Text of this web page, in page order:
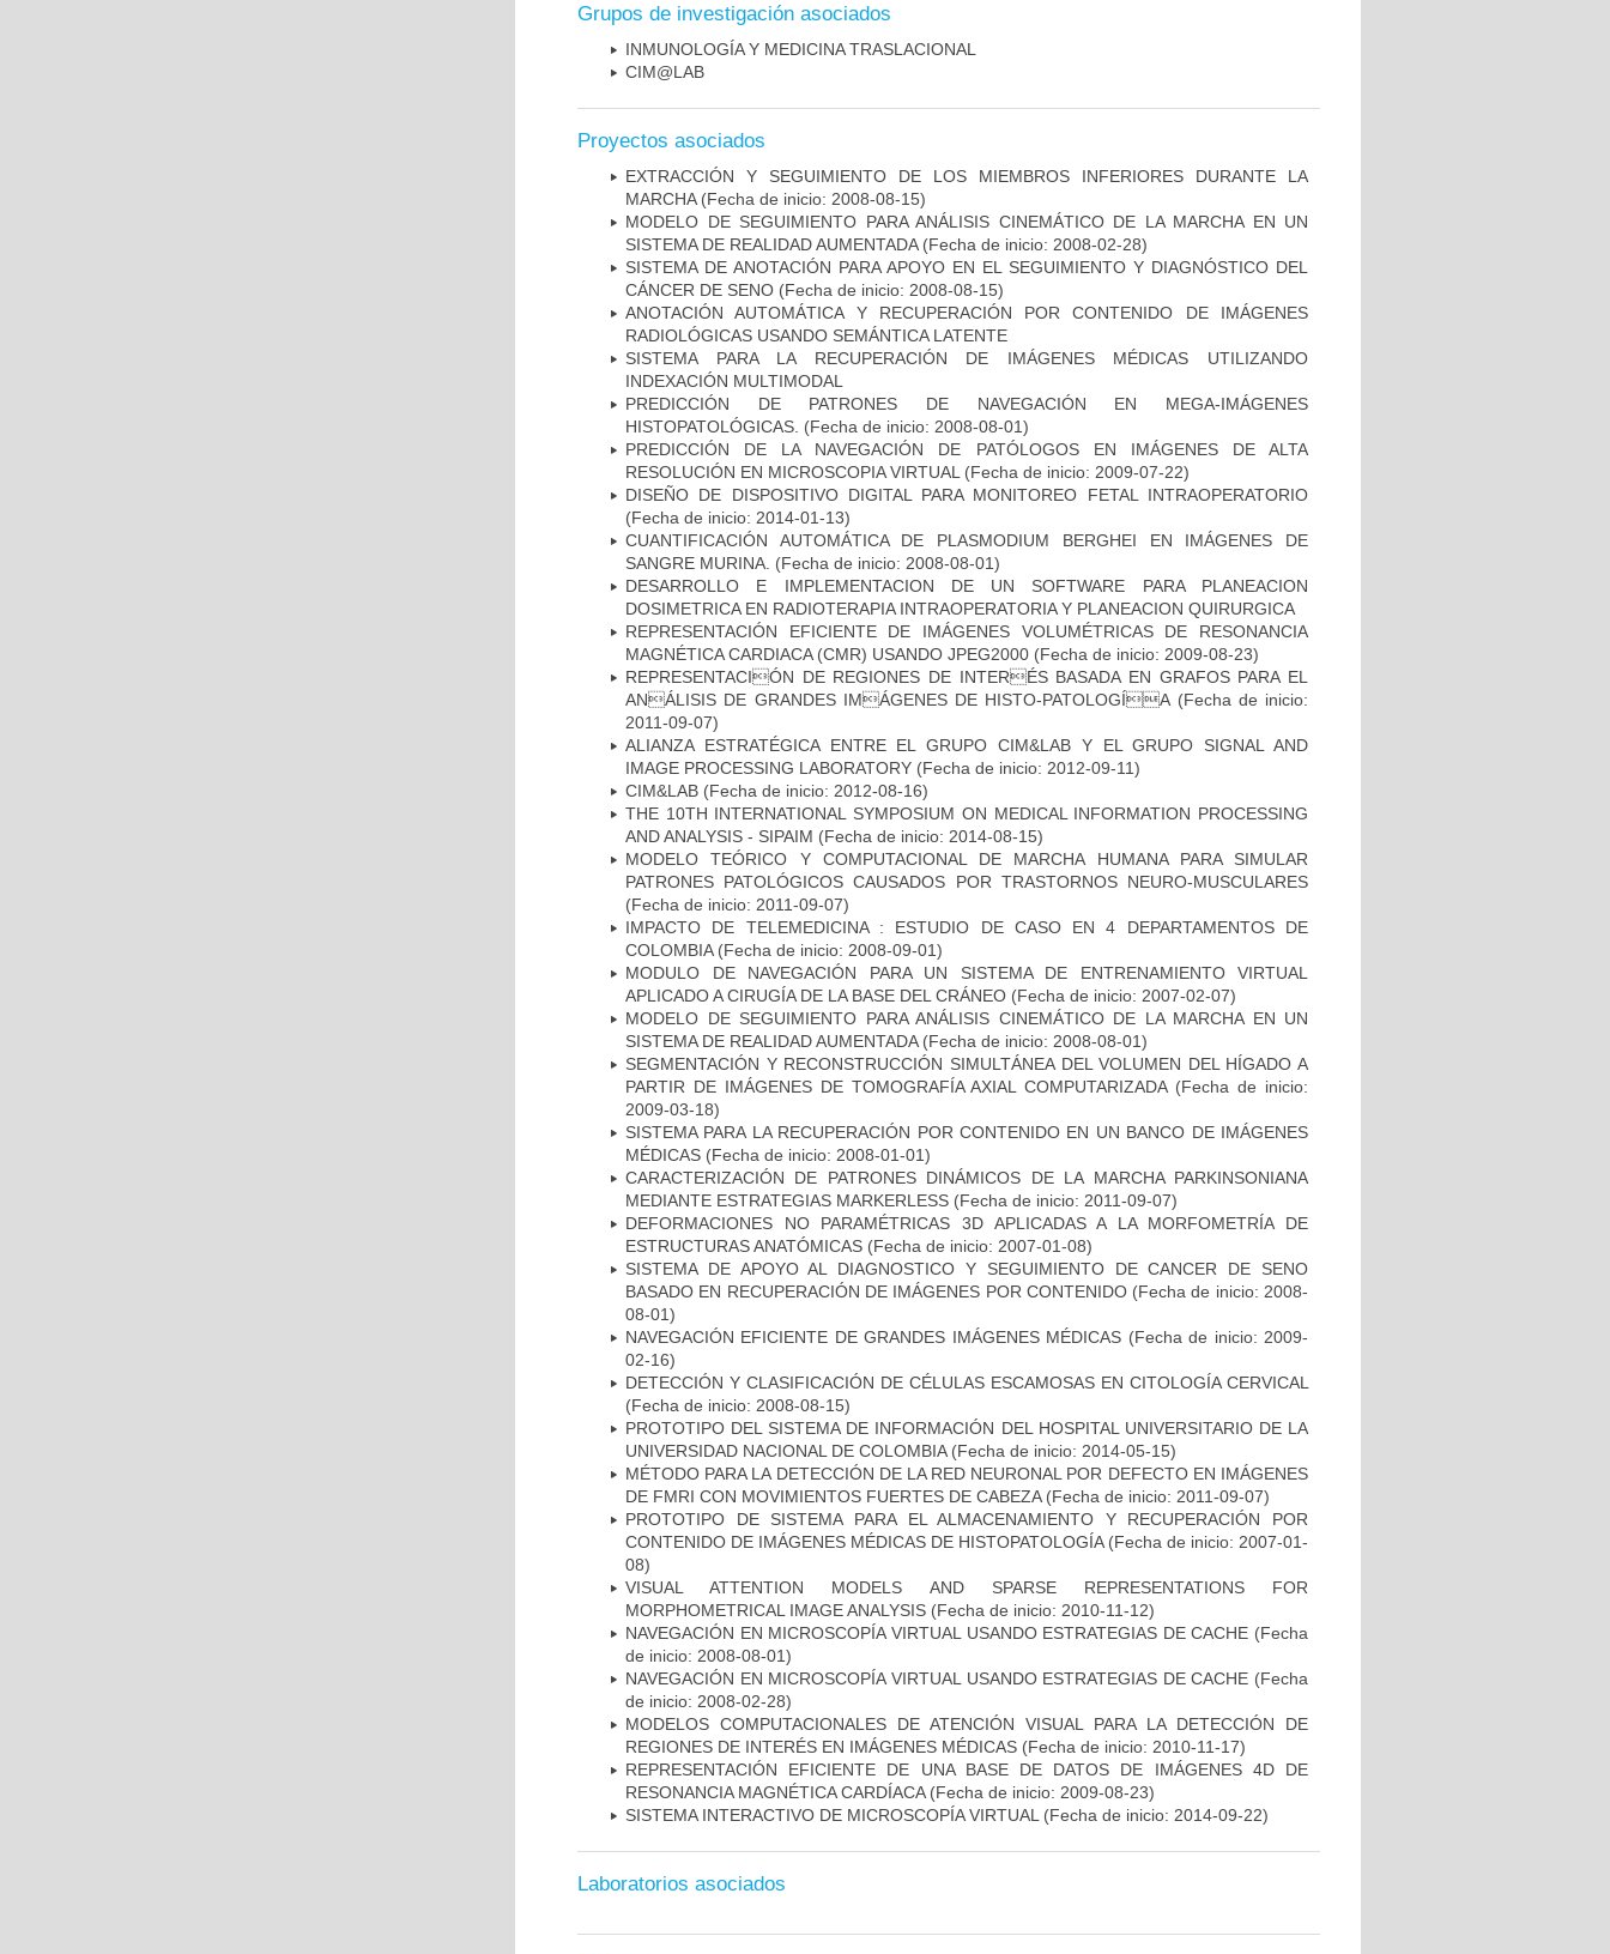
Grupos de investigación asociados
INMUNOLOGÍA Y MEDICINA TRASLACIONAL
CIM@LAB
Proyectos asociados
EXTRACCIÓN Y SEGUIMIENTO DE LOS MIEMBROS INFERIORES DURANTE LA
MARCHA(Fecha de inicio: 2008-08-15)
MODELO DE SEGUIMIENTO PARA ANÁLISIS CINEMÁTICO DE LA MARCHA EN UN
SISTEMA DE REALIDAD AUMENTADA (Fecha de inicio: 2008-02-28)
SISTEMA DE ANOTACIÓN PARA APOYO EN EL SEGUIMIENTO Y DIAGNÓSTICO DEL
CÁNCER DE SENO (Fecha de inicio: 2008-08-15)
ANOTACIÓN AUTOMÁTICA Y RECUPERACIÓN POR CONTENIDO DE IMÁGENES
RADIOLÓGICAS USANDO SEMÁNTICA LATENTE
SISTEMA PARA LA RECUPERACIÓN DE IMÁGENES MÉDICAS UTILIZANDO
INDEXACIÓN MULTIMODAL
PREDICCIÓN DE PATRONES DE NAVEGACIÓN EN MEGA-IMÁGENES
HISTOPATOLÓGICAS. (Fecha de inicio: 2008-08-01)
PREDICCIÓN DE LA NAVEGACIÓN DE PATÓLOGOS EN IMÁGENES DE ALTA
RESOLUCIÓN EN MICROSCOPIA VIRTUAL (Fecha de inicio: 2009-07-22)
DISEÑO DE DISPOSITIVO DIGITAL PARA MONITOREO FETAL INTRAOPERATORIO
(Fecha de inicio: 2014-01-13)
CUANTIFICACIÓN AUTOMÁTICA DE PLASMODIUM BERGHEI EN IMÁGENES DE
SANGRE MURINA. (Fecha de inicio: 2008-08-01)
DESARROLLO E IMPLEMENTACION DE UN SOFTWARE PARA PLANEACION
DOSIMETRICA EN RADIOTERAPIA INTRAOPERATORIA Y PLANEACION QUIRURGICA
REPRESENTACIÓN EFICIENTE DE IMÁGENES VOLUMÉTRICAS DE RESONANCIA
MAGNÉTICA CARDIACA (CMR) USANDO JPEG2000 (Fecha de inicio: 2009-08-23)
REPRESENTACIÓN DE REGIONES DE INTERÉS BASADA EN GRAFOS PARA EL
ANÁLISIS DE GRANDES IMÁGENES DE HISTO-PATOLOGÍA(Fecha de inicio:
2011-09-07)
ALIANZA ESTRATÉGICA ENTRE EL GRUPO CIM&LAB Y EL GRUPO SIGNAL AND
IMAGE PROCESSING LABORATORY (Fecha de inicio: 2012-09-11)
CIM&LAB (Fecha de inicio: 2012-08-16)
THE 10TH INTERNATIONAL SYMPOSIUM ON MEDICAL INFORMATION PROCESSING
AND ANALYSIS - SIPAIM (Fecha de inicio: 2014-08-15)
MODELO TEÓRICO Y COMPUTACIONAL DE MARCHA HUMANA PARA SIMULAR
PATRONES PATOLÓGICOS CAUSADOS POR TRASTORNOS NEURO-MUSCULARES
(Fecha de inicio: 2011-09-07)
IMPACTO DE TELEMEDICINA : ESTUDIO DE CASO EN 4 DEPARTAMENTOS DE
COLOMBIA(Fecha de inicio: 2008-09-01)
MODULO DE NAVEGACIÓN PARA UN SISTEMA DE ENTRENAMIENTO VIRTUAL
APLICADO A CIRUGÍA DE LA BASE DEL CRÁNEO (Fecha de inicio: 2007-02-07)
MODELO DE SEGUIMIENTO PARA ANÁLISIS CINEMÁTICO DE LA MARCHA EN UN
SISTEMA DE REALIDAD AUMENTADA(Fecha de inicio: 2008-08-01)
SEGMENTACIÓN Y RECONSTRUCCIÓN SIMULTÁNEA DEL VOLUMEN DEL HÍGADO A
PARTIR DE IMÁGENES DE TOMOGRAFÍA AXIAL COMPUTARIZADA(Fecha de inicio:
2009-03-18)
SISTEMA PARA LA RECUPERACIÓN POR CONTENIDO EN UN BANCO DE IMÁGENES
MÉDICAS (Fecha de inicio: 2008-01-01)
CARACTERIZACIÓN DE PATRONES DINÁMICOS DE LA MARCHA PARKINSONIANA
MEDIANTE ESTRATEGIAS MARKERLESS (Fecha de inicio: 2011-09-07)
DEFORMACIONES NO PARAMÉTRICAS 3D APLICADAS A LA MORFOMETRÍA DE
ESTRUCTURAS ANATÓMICAS (Fecha de inicio: 2007-01-08)
SISTEMA DE APOYO AL DIAGNOSTICO Y SEGUIMIENTO DE CANCER DE SENO
BASADO EN RECUPERACIÓN DE IMÁGENES POR CONTENIDO(Fecha de inicio: 2008-
08-01)
NAVEGACIÓN EFICIENTE DE GRANDES IMÁGENES MÉDICAS (Fecha de inicio: 2009-
02-16)
DETECCIÓN Y CLASIFICACIÓN DE CÉLULAS ESCAMOSAS EN CITOLOGÍA CERVICAL
(Fecha de inicio: 2008-08-15)
PROTOTIPO DEL SISTEMA DE INFORMACIÓN DEL HOSPITAL UNIVERSITARIO DE LA
UNIVERSIDAD NACIONAL DE COLOMBIA (Fecha de inicio: 2014-05-15)
MÉTODO PARA LA DETECCIÓN DE LA RED NEURONAL POR DEFECTO EN IMÁGENES
DE FMRI CON MOVIMIENTOS FUERTES DE CABEZA(Fecha de inicio: 2011-09-07)
PROTOTIPO DE SISTEMA PARA EL ALMACENAMIENTO Y RECUPERACIÓN POR
CONTENIDO DE IMÁGENES MÉDICAS DE HISTOPATOLOGÍA(Fecha de inicio: 2007-01-
08)
VISUAL ATTENTION MODELS AND SPARSE REPRESENTATIONS FOR
MORPHOMETRICAL IMAGE ANALYSIS (Fecha de inicio: 2010-11-12)
NAVEGACIÓN EN MICROSCOPÍA VIRTUAL USANDO ESTRATEGIAS DE CACHE (Fecha
de inicio: 2008-08-01)
NAVEGACIÓN EN MICROSCOPÍA VIRTUAL USANDO ESTRATEGIAS DE CACHE (Fecha
de inicio: 2008-02-28)
MODELOS COMPUTACIONALES DE ATENCIÓN VISUAL PARA LA DETECCIÓN DE
REGIONES DE INTERÉS EN IMÁGENES MÉDICAS (Fecha de inicio: 2010-11-17)
REPRESENTACIÓN EFICIENTE DE UNA BASE DE DATOS DE IMÁGENES 4D DE
RESONANCIA MAGNÉTICA CARDÍACA(Fecha de inicio: 2009-08-23)
SISTEMA INTERACTIVO DE MICROSCOPÍA VIRTUAL (Fecha de inicio: 2014-09-22)
Laboratorios asociados